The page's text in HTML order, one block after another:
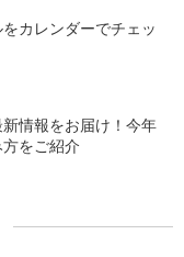
カレンダーでチェッ
情報をお届け！今年
をご紹介